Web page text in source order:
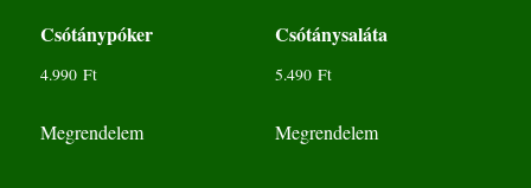
Csótánypóker
4.990Ft
Megrendelem
Csótánysaláta
5.490 Ft
Megrendelem